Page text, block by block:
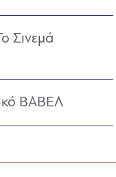
Σινεμά
ΒΑΒΕΛ